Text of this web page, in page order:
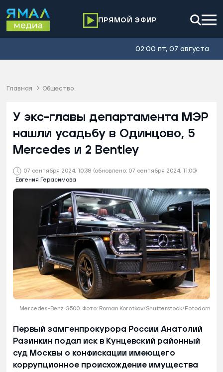
ПРЯМОЙ ЭФИР
02:00 пт, 07 августа
Главная Общество
07 сентября 2024, 10:38 (обновлено: 07 сентября 2024, 11:00)
Евгения Герасимова
У экс-главы департамента МЭР
нашли усадьбу в Одинцово, 5
Mercedes и 2 Bentley
Mercedes-Benz G500. Фото: Roman Korotkov/Shutterstock/Fotodom
Первый замгенпрокурора России Анатолий
Разинкин подал иск в Кунцевский районный
суд Москвы о конфискации имеющего
коррупционное происхождение имущества